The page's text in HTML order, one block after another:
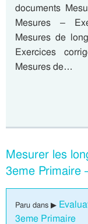
documents
Mesures –
Mesures de
Exercices
Mesures de…
Mesurer les
3eme Primaire
Paru dans ▶
3eme Primaire